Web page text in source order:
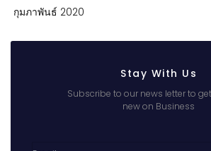
กุมภาพันธ์ 2020
Stay With Us
Subscribe to our news letter to
new on Business